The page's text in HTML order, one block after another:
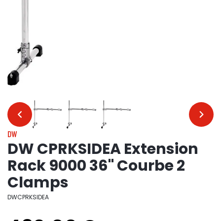
… …
DW
DW CPRKSIDEA Extension
Rack 9000 36" Courbe 2
Clamps
DWCPRKSIDEA